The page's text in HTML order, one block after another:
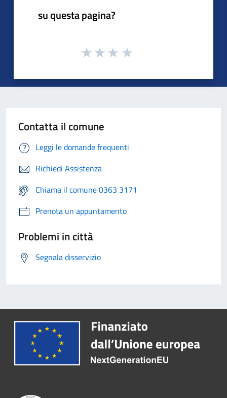
su questa pagina?
Contatta il comune
Leggi le domande frequenti
Richiedi Assistenza
Chiama il comune 0363 3171
Prenota un appuntamento
Problemi in città
Segnala disservizio